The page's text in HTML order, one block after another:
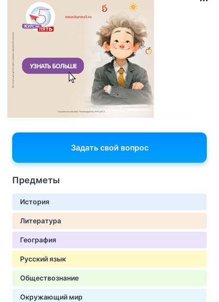
Задать свой вопрос
Предметы
История
Литература
География
Русский язык
Обществознание
Окружающий мир